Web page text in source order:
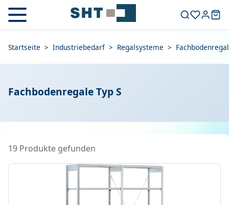
Startseite > Industriebedarf > Regalsysteme > Fachbodenregal
Fachbodenregale Typ S
19 Produkte gefunden